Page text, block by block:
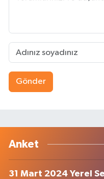
Gönder
Anket
31 Mart 2024 Yerel